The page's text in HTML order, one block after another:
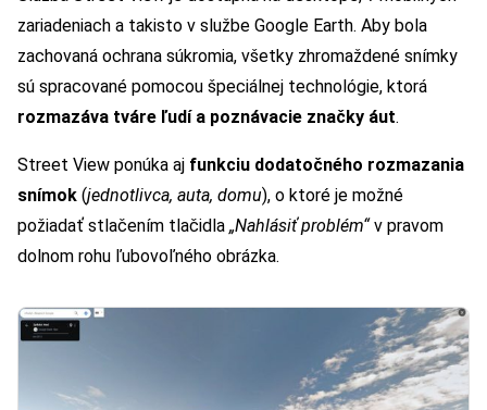
zariadeniach a takisto v službe Google Earth. Aby bola
zachovaná ochrana súkromia, všetky zhromaždené snímky
sú spracované pomocou špeciálnej technológie, ktorá
rozmazáva tváre ľudí a poznávacie značky áut.
Street View ponúka aj funkciu dodatočného rozmazania
snímok (jednotlivca, auta, domu), o ktoré je možné
požiadať stlačením tlačidla „Nahlásiť problém“v pravom
dolnom rohu ľubovoľného obrázka.